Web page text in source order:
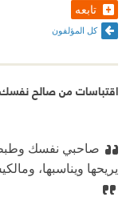
تابعه
كل المؤلفون
اقتباسات من صالح نفسك
صاحبي نفسك
يريحها ويناسبها،